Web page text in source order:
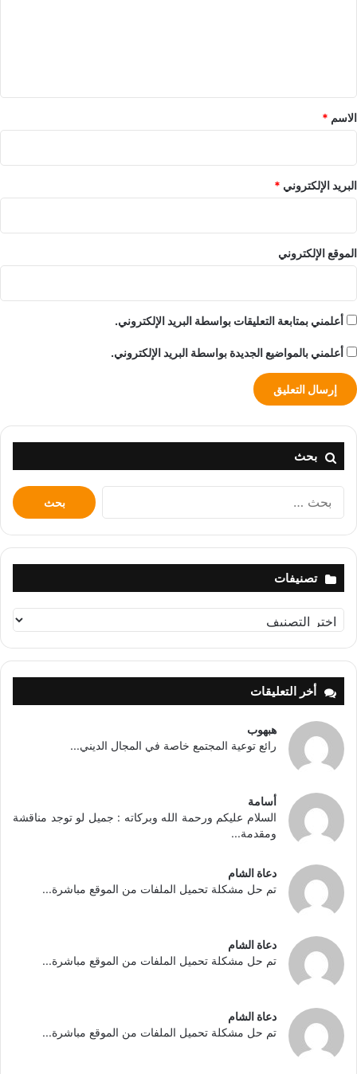
*
الاسم *
البريد الإلكتروني *
الموقع الإلكتروني
أعلمني بمتابعة التعليقات بواسطة البريد الإلكتروني.
أعلمني بالمواضيع الجديدة بواسطة البريد الإلكتروني.
بحث
البحث
عن:
تصنيفات
تصنيفات
أخر التعليقات
هبهوب
رائع توعية المجتمع خاصة في المجال الديني...
أسامة
السلام عليكم ورحمة الله وبركاته : جميل لو توجد مناقشة
ومقدمة...
دعاة الشام
تم حل مشكلة تحميل الملفات من الموقع مباشرة...
دعاة الشام
تم حل مشكلة تحميل الملفات من الموقع مباشرة...
دعاة الشام
تم حل مشكلة تحميل الملفات من الموقع مباشرة...